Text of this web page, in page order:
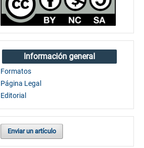
Información general
Formatos
Página Legal
Editorial
Enviar un artículo